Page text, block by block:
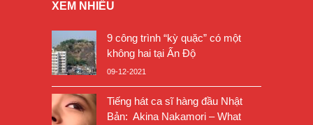
XEM NHIỀU
9 công trình “kỳ quặc” có một
không hai tại Ấn Độ
09-12-2021
Tiếng hát ca sĩ hàng đầu Nhật
Bản: Akina Nakamori – What